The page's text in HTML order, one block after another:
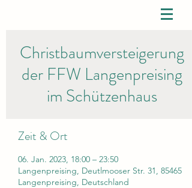
Christbaumversteigerung
der FFW Langenpreising
im Schützenhaus
Zeit & Ort
06. Jan. 2023, 18:00 – 23:50
Langenpreising, Deutlmooser Str. 31, 85465
Langenpreising, Deutschland